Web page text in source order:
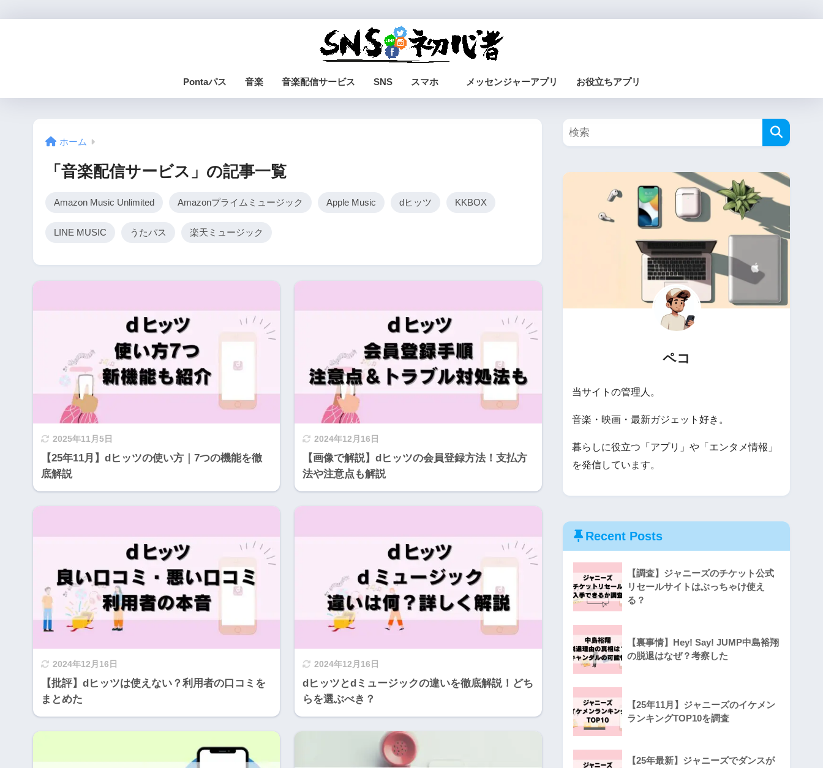
Pontaパス 音楽 音楽配信サービス SNS スマホ メッセンジャーアプリ お役立ちアプリ
ホーム
「音楽配信サービス」の記事一覧
Amazon Music Unlimited Amazonプライムミュージック Apple Music dヒッツ KKBOX
LINE MUSIC うたパス 楽天ミュージック
2025年11月5日
【25年11月】dヒッツの使い方｜7つの機能を徹
底解説
2024年12月16日
【画像で解説】dヒッツの会員登録方法！支払方
法や注意点も解説
2024年12月16日
【批評】dヒッツは使えない？利用者の口コミを
まとめた
2024年12月16日
dヒッツとdミュージックの違いを徹底解説！どち
らを選ぶべき？
ペコ
当サイトの管理人。
音楽・映画・最新ガジェット好き。
暮らしに役立つ「アプリ」や「エンタメ情報」
を発信しています。
Recent Posts
【調査】ジャニーズのチケット公式
リセールサイトはぶっちゃけ使え
る？
【裏事情】Hey! Say! JUMP中島裕翔
の脱退はなぜ？考察した
【25年11月】ジャニーズのイケメン
ランキングTOP10を調査
【25年最新】ジャニーズでダンスが